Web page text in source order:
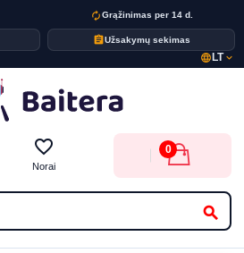
autorenewGrąžinimas per 14 d.
assignmentUžsakymų sekimas
language LTexpand_more
search
favorite_border
Norai
0